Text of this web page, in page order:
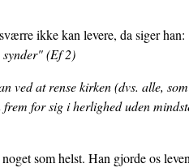
ikke kan levere, da siger han:
(Ef 2)
ved at rense kirken (dvs. alle,
for sig i herlighed uden
som helst. Han gjorde os